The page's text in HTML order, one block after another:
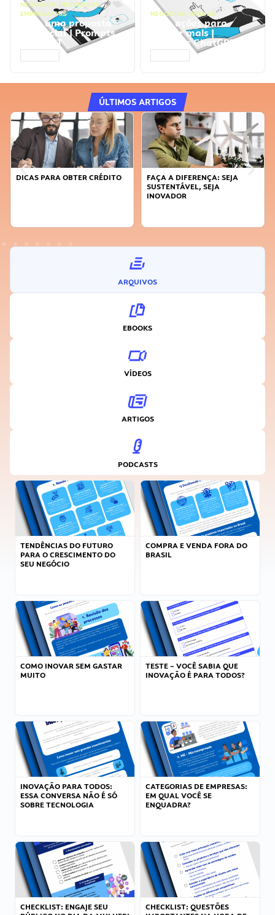
NEGÓCIOS, PROCESSOS
EMPRESARIAIS
Faça uma proposta
comercial | Prompts
ChatGPT
NEGÓCIOS, VENDAS
Faça ações para
vender mais |
Prompts ChatGPT
ÚLTIMOS ARTIGOS
DICAS PARA OBTER CRÉDITO
FAÇA A DIFERENÇA: SEJA
SUSTENTÁVEL, SEJA
INOVADOR
ARQUIVOS
EBOOKS
VÍDEOS
ARTIGOS
PODCASTS
TENDÊNCIAS DO FUTURO
PARA O CRESCIMENTO DO
SEU NEGÓCIO
COMPRA E VENDA FORA DO
BRASIL
COMO INOVAR SEM GASTAR
MUITO
TESTE – VOCÊ SABIA QUE
INOVAÇÃO É PARA TODOS?
INOVAÇÃO PARA TODOS:
ESSA CONVERSA NÃO É SÓ
SOBRE TECNOLOGIA
CATEGORIAS DE EMPRESAS:
EM QUAL VOCÊ SE
ENQUADRA?
CHECKLIST: ENGAJE SEU
CHECKLIST: QUESTÕES